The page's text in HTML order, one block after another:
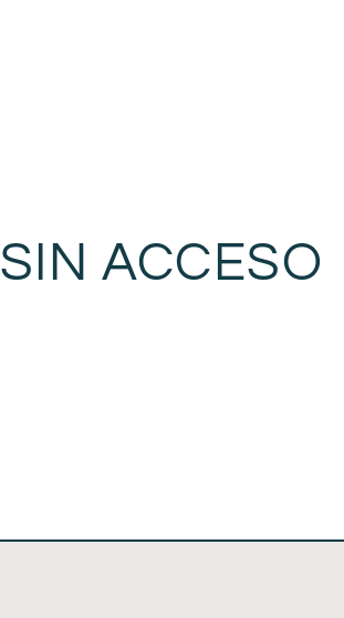
SIN ACCESO